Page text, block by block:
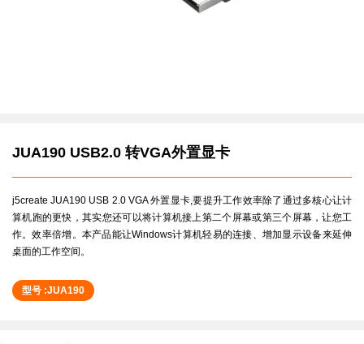
JUA190 USB2.0 转VGA外置显卡
j5create JUA190 USB 2.0 VGA 外置显卡,要提升工作效率除了通过多核心让计
算机跑的更快，其实您还可以将计算机接上第二个屏幕或第三个屏幕，让您工
作。效率倍增。本产品能让Windows计算机轻易的连接、增加显示设备来延伸
桌面的工作空间。
型号 :JUA190